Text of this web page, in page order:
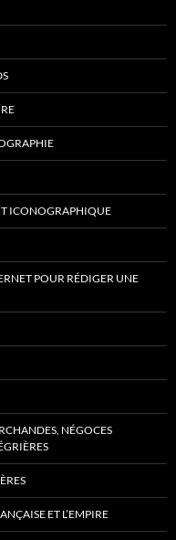
ICONOGRAPHIQUE
POUR RÉDIGER UNE
NÉGOCES
ET L’EMPIRE